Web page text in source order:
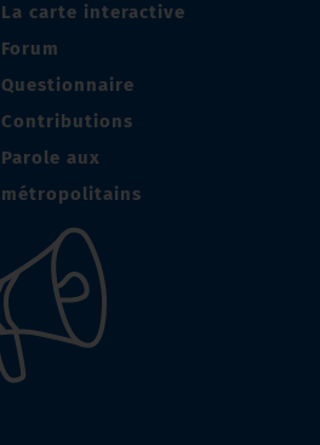
La carte interactive
Forum
Questionnaire
Contributions
Parole aux
métropolitains